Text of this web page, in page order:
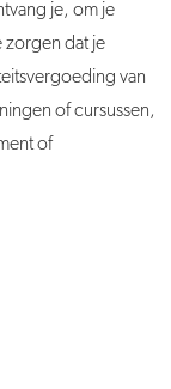
je, om je
zorgen dat je
van
of cursussen,
of